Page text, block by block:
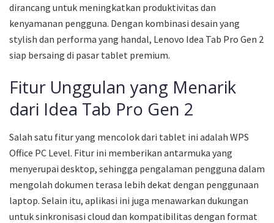
dirancang untuk meningkatkan produktivitas dan
kenyamanan pengguna. Dengan kombinasi desain yang
stylish dan performa yang handal, Lenovo Idea Tab Pro Gen 2
siap bersaing di pasar tablet premium.
Fitur Unggulan yang Menarik
dari Idea Tab Pro Gen 2
Salah satu fitur yang mencolok dari tablet ini adalah WPS
Office PC Level. Fitur ini memberikan antarmuka yang
menyerupai desktop, sehingga pengalaman pengguna dalam
mengolah dokumen terasa lebih dekat dengan penggunaan
laptop. Selain itu, aplikasi ini juga menawarkan dukungan
untuk sinkronisasi cloud dan kompatibilitas dengan format